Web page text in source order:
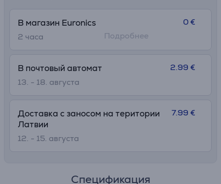
В магазин Euronics
2 часa
0 €
Подробнее
В почтовый автомат
13. - 18. августа
2.99 €
Доставка с заносом на територии
Латвии
12. - 15. августа
7.99 €
Спецификация